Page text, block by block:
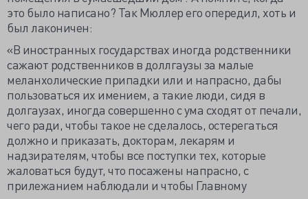
это было написано? Так Мюллер его опередил, хоть и
был лаконичен:
«В иностранных государствах иногда родственники
сажают родственников в доллгаузы за малые
меланхолические припадки или и напрасно, дабы
пользоваться их имением, а такие люди, сидя в
долгаузах, иногда совершенно с ума сходят от печали,
чего ради, чтобы такое не сделалось, остерегаться
должно и приказать, докторам, лекарям и
надзирателям, чтобы все поступки тех, которые
жаловаться будут, что посажены напрасно, с
прилежанием наблюдали и чтобы Главному